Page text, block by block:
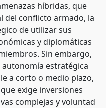
híbridas, que
del conflicto armado, la
de utilizar sus
y diplomáticas
Sin embargo,
autonomía estratégica
a corto o medio plazo,
exige inversiones
complejas y voluntad